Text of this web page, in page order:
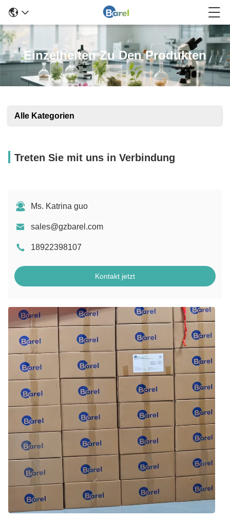
Einzelheiten Zu Den Produkten
Alle Kategorien
Treten Sie mit uns in Verbindung
Ms. Katrina guo
sales@gzbarel.com
18922398107
Kontakt jetzt